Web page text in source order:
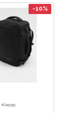
-10%
€19,95